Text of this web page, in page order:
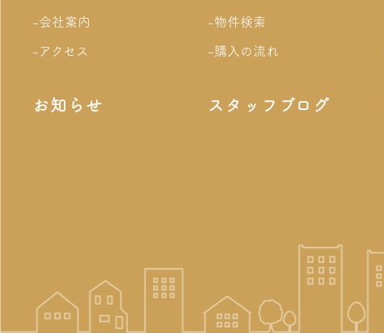
-会社案内
-アクセス
-物件検索
-購入の流れ
お知らせ スタッフブログ